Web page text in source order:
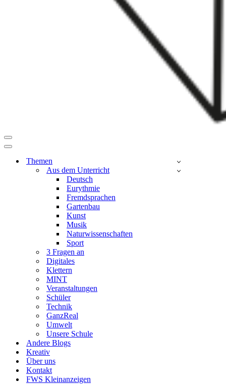
Navigationsmenü
Navigationsmenü
Themen
Aus dem Unterricht
Deutsch
Eurythmie
Fremdsprachen
Gartenbau
Kunst
Musik
Naturwissenschaften
Sport
3 Fragen an
Digitales
Klettern
MINT
Veranstaltungen
Schüler
Technik
GanzReal
Umwelt
Unsere Schule
Andere Blogs
Kreativ
Über uns
Kontakt
FWS Kleinanzeigen